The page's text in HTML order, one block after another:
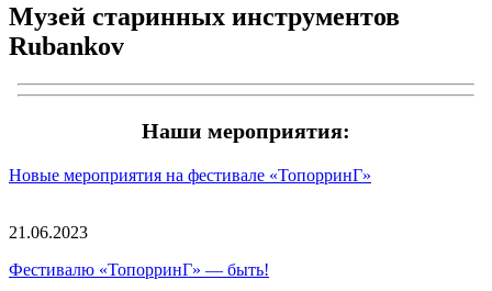
Музей старинных инструментов
Rubankov
Наши мероприятия:
Новые мероприятия на фестивале «ТопорринГ»
21.06.2023
Фестивалю «ТопорринГ» — быть!